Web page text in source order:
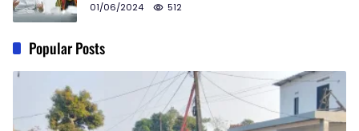
01/06/2024 512
Popular Posts